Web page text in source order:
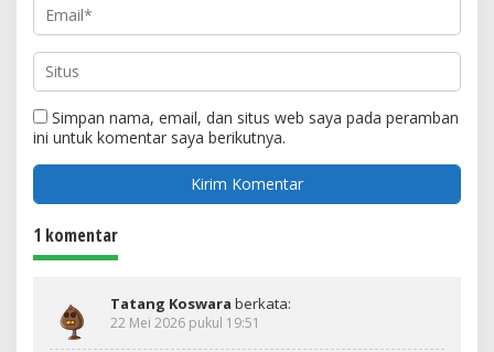
Simpan nama, email, dan situs web saya pada peramban
ini untuk komentar saya berikutnya.
1 komentar
Tatang Koswara berkata:
22 Mei 2026 pukul 19:51